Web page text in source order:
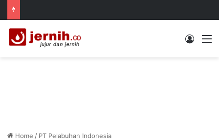
Log In
Home / PT Pelabuhan Indonesia